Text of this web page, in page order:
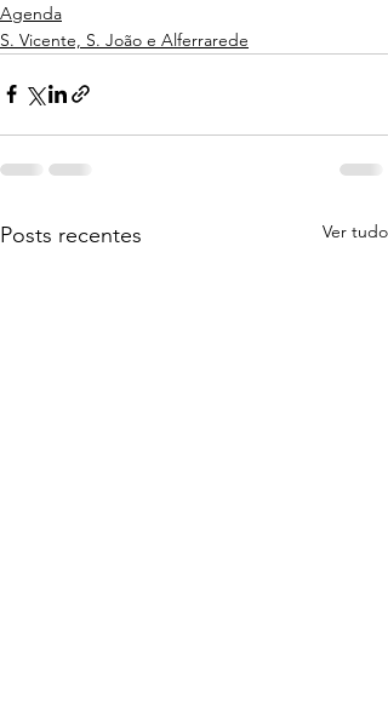
Agenda
S. Vicente, S. João e Alferrarede
Posts recentes Ver tudo